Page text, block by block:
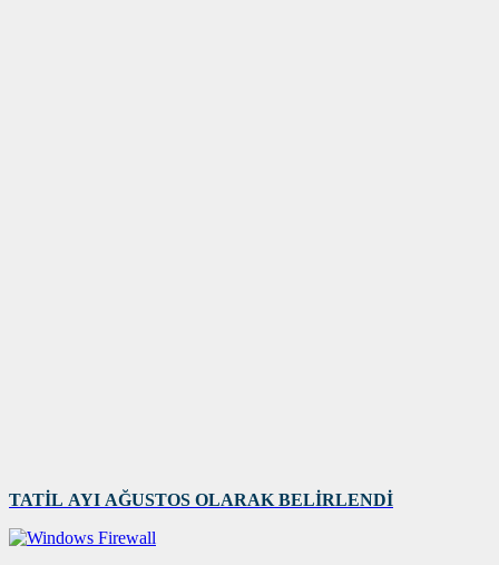
TATİL AYI AĞUSTOS OLARAK BELİRLENDİ